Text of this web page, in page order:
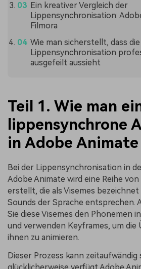
Ein kreativer Vergleich der
Lippensynchronisation:
Filmora
Wie man sicherstellt, dass die
Lippensynchronisation
ausgefeilt aussieht
Teil 1. Wie man
lippensynchrone
in Adobe
Bei der Lippensynchronisation in
Adobe Animate wird eine Reihe
erstellt, die als Visemes
Sounds der Sprache entsprechen.
Sie diese Visemes den Phonemen
und verwenden Keyframes, um die
ihnen zu animieren.
Dieser Prozess kann zeitaufwändig
glücklicherweise verfügt Adobe